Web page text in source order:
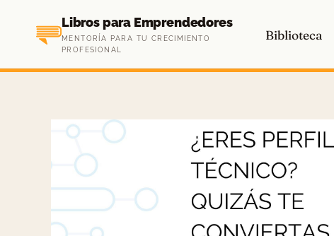
contenido
Libros para Emprendedores
MENTORÍA PARA TU CRECIMIENTO
PROFESIONAL
Biblioteca